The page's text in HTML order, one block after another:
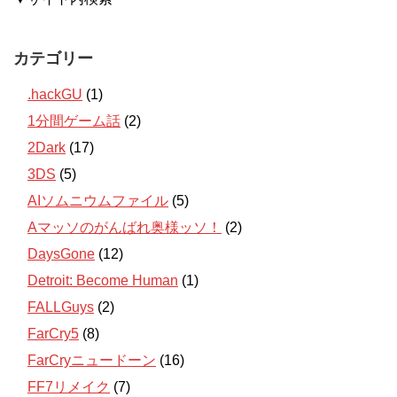
カテゴリー
.hackGU (1)
1分間ゲーム話 (2)
2Dark (17)
3DS (5)
AIソムニウムファイル (5)
Aマッソのがんばれ奥様ッソ！
(2)
DaysGone (12)
Detroit: Become Human (1)
FALLGuys (2)
FarCry5 (8)
FarCryニュードーン (16)
FF7リメイク (7)